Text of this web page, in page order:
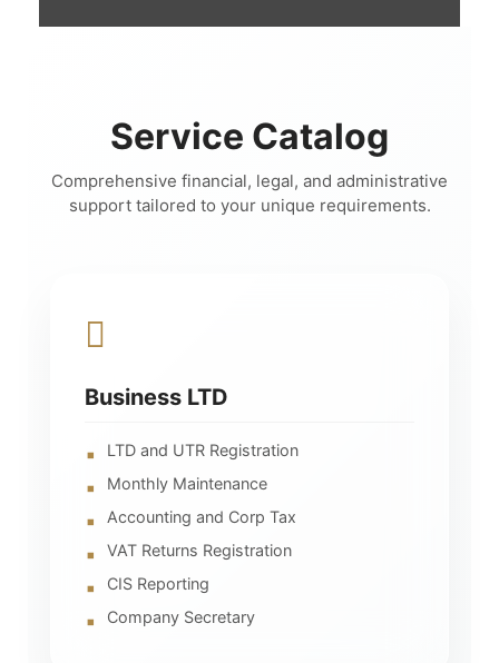
Service Catalog
Comprehensive financial, legal, and administrative
support tailored to your unique requirements.
Business LTD
LTD and UTR Registration
Monthly Maintenance
Accounting and Corp Tax
VAT Returns Registration
CIS Reporting
Company Secretary